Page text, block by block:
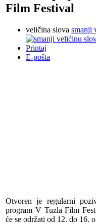
Film Festival
veličina slova smanji
Printaj
E-pošta
Otvoren je regularni
program V Tuzla Film
će se održati od 12. do 16.